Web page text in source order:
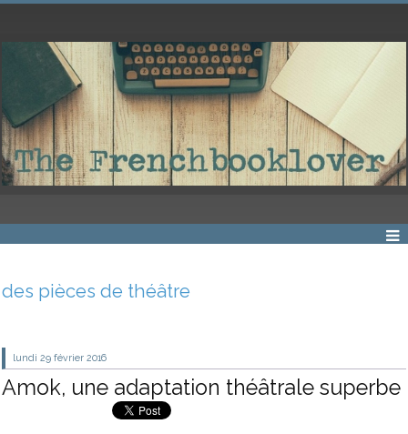
des pièces de théâtre
lundi 29 février 2016
Amok, une adaptation théâtrale superbe